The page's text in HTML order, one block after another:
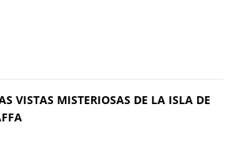
VISTAS MISTERIOSAS DE LA ISLA DE